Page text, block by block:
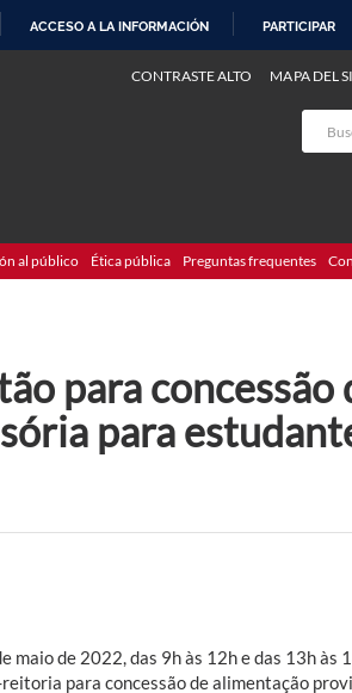
ACCESO A LA INFORMACIÓN PARTICIPAR
CONTRASTE ALTO MAPA DEL
al público Ética pública Preguntas frequentes
para concessão
para
maio de 2022, das 9h às 12h e das 13h às
para concessão de alimentação